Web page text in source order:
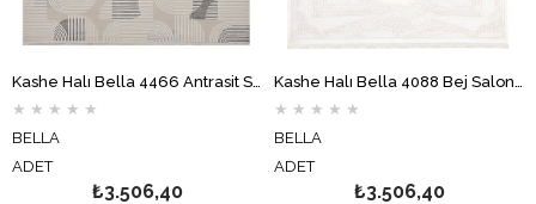
Kashe Halı Bella 4466 Antrasit Salon Halısı Oturma Odası Halısı Koridor Halısı Mutfak Halısı Modern Makine Halısı
★ ★ ★ ★ ★
BELLA
ADET
₺3.506,40
Kashe Halı Bella 4088 Bej Salon Halısı Oturma Odası Halısı Koridor Halısı Mutfak Halısı Modern Makine Halısı
★ ★ ★ ★ ★
BELLA
ADET
₺3.506,40